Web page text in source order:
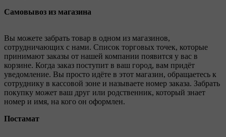
Самовывоз из магазина
Вы можете забрать товар в одном из магазинов,
сотрудничающих с нами. Список торговых точек, которые
принимают заказы от нашей компании появится у вас в
корзине. Когда заказ поступит в ваш город, вам придёт
уведомление. Вы просто идёте в этот магазин, обращаетесь к
сотруднику в кассовой зоне и называете номер заказа. Забрать
покупку может ваш друг или родственник, который знает
номер и имя, на кого он оформлен.
Постамат